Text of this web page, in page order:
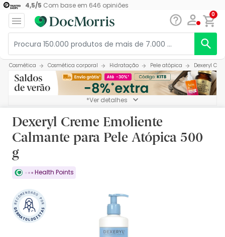
4,5/5 Com base em 646 opiniões
0
Cosmética Cosmética corporal Hidratação Pele atópica Dexeryl
*Ver detalhes
Dexeryl Creme Emoliente
Calmante para Pele Atópica 500
g
Health Points